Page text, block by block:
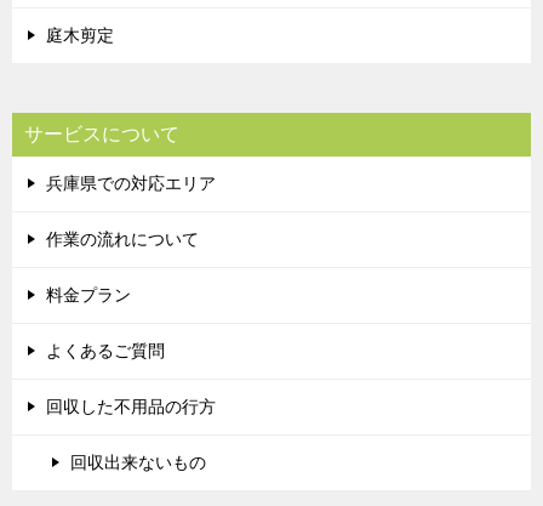
庭木剪定
サービスについて
兵庫県での対応エリア
作業の流れについて
料金プラン
よくあるご質問
回収した不用品の行方
回収出来ないもの